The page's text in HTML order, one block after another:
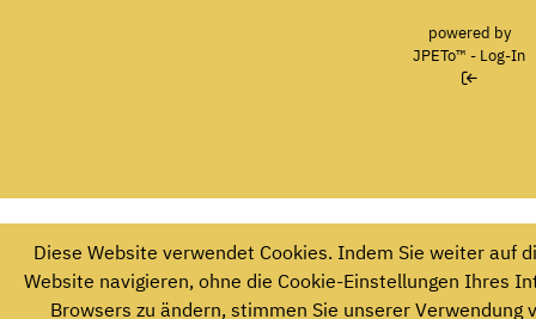
powered by
JPETo™ - Log-In
Diese Website verwendet Cookies. Indem Sie weiter auf
Website navigieren, ohne die Cookie-Einstellungen Ihres
Browsers zu ändern, stimmen Sie unserer Verwendung